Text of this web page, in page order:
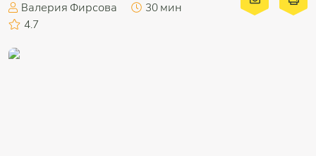
Валерия Фирсова
30 мин
4.7